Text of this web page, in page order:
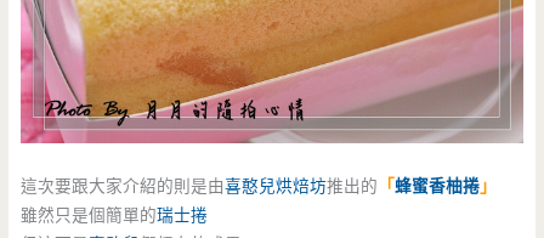
這次要跟大家介紹的則是由喜憨兒烘焙坊推出的 「蜂蜜香柚捲」
雖然只是個簡單的瑞士捲